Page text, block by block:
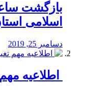
بازگشت
اسلامی
دسامبر 25, 2019
اطلاعیه